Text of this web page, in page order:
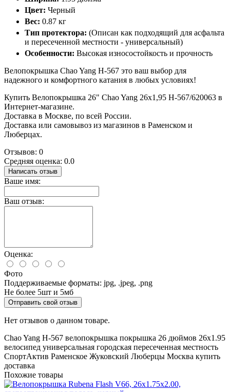
Цвет: Черный
Вес: 0.87 кг
Тип протектора: (Описан как подходящий для асфальта
и пересеченной местности - универсальный)
Особенности: Высокая износостойкость и прочность
Велопокрышка Chao Yang H-567 это ваш выбор для
надежного и комфортного катания в любых условиях!
Купить Велопокрышка 26" Chao Yang 26х1,95 Н-567/620063 в
Интернет-магазине.
Доставка в Москве, по всей России.
Доставка или самовывоз из магазинов в Раменском и
Люберцах.
Отзывов: 0
Средняя оценка: 0.0
Написать отзыв
Ваше имя:
Ваш отзыв:
Оценка:
Фото
Поддерживаемые форматы: jpg, .jpeg, .png
Не более 5шт и 5мб
Отправить свой отзыв
Нет отзывов о данном товаре.
Chao Yang H-567 велопокрышка покрышка 26 дюймов 26x1.95
велосипед универсальная городская пересеченная местность
СпортАктив Раменское Жуковский Люберцы Москва купить
доставка
Похожие товары